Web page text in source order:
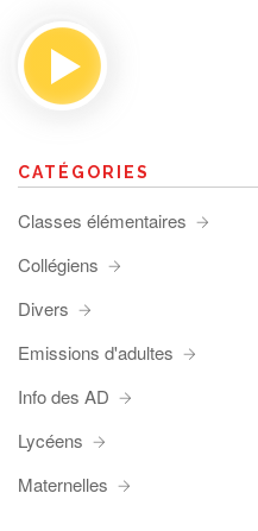
CATÉGORIES
Classes élémentaires
Collégiens
Divers
Emissions d'adultes
Info des AD
Lycéens
Maternelles